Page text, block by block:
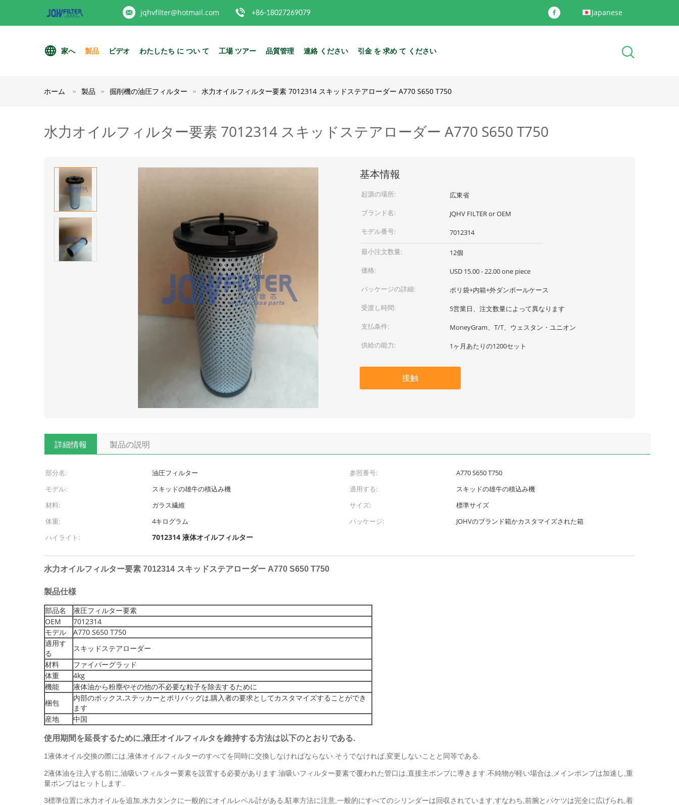
jqhvfilter@hotmail.com +86-18027269079 Japanese
家へ 製品 ビデオ わたしたち に つい て 工場 ツアー 品質管理 連絡 ください 引金 を 求め て ください
ホーム 製品 掘削機の油圧フィルター 水力オイルフィルター要素 7012314 スキッドステアローダー A770 S650 T750
水力オイルフィルター要素 7012314 スキッドステアローダー A770 S650 T750
基本情報
起源の場所:
広東省
ブランド名:
JQHV FILTER or OEM
モデル番号:
7012314
最小注文数量:
12個
価格:
USD 15.00 - 22.00 one piece
パッケージの詳細:
ポリ袋+内箱+外ダンボールケース
受渡し時間:
5営業日、注文数量によって異なります
支払条件:
MoneyGram、T/T、ウェスタン・ユニオン
供給の能力:
1ヶ月あたりの1200セット
接触
詳細情報 製品の説明
部分名: 油圧フィルター 参照番号:
A770 S650 T750
モデル:
スキッドの雄牛の積込み機 適用する:
スキッドの雄牛の積込み機
材料:
ガラス繊維 サイズ:
標準サイズ
体重:
4キログラム パッケージ:
JOHVのブランド箱かカスタマイズされた箱
ハイライト:
7012314 液体オイルフィルター
水力オイルフィルター要素 7012314 スキッドステアローダー A770 S650 T750
製品仕様
部品名
液圧フィルター要素
OEM
7012314
モデル
A770 S650 T750
適用す
る
スキッドステアローダー
材料
ファイバーグラッド
体重
4kg
機能
液体油から粉塵やその他の不必要な粒子を除去するために
梱包
内部のボックス,ステッカーとポリバッグは,購入者の要求としてカスタマイズすることができ
ます
産地
中国
使用期間を延長するために,液圧オイルフィルタを維持する方法は以下のとおりである.
1液体オイル交換の際には,液体オイルフィルターのすべてを同時に交換しなければならない.そうでなければ,変更しないことと同等である.
2液体油を注入する前に,油吸いフィルター要素を設置する必要があります.油吸いフィルター要素で覆われた管口は,直接主ポンプに導きます.不純物が軽い場合は,メインポンプは加速し,重
量ポンプはヒットします..
3標準位置に水力オイルを追加,水力タンクに一般的にオイルレベル計がある,駐車方法に注意,一般的にすべてのシリンダーは回収されています,すなわち,前腕とバケツは完全に広げられ,着